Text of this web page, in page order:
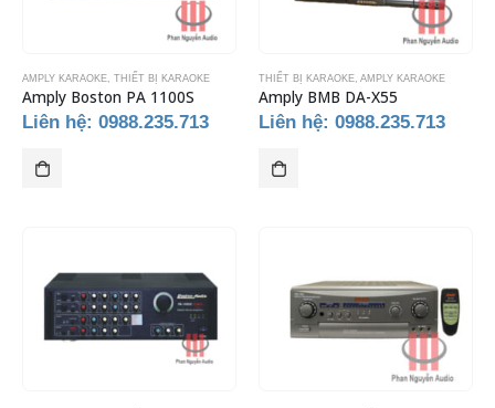
AMPLY KARAOKE THIẾT BỊ KARAOKE
Amply Boston PA 1100S
Liên hệ: 0988.235.713
THIẾT BỊ KARAOKE AMPLY KARAOKE
Amply BMB DA-X55
Liên hệ: 0988.235.713